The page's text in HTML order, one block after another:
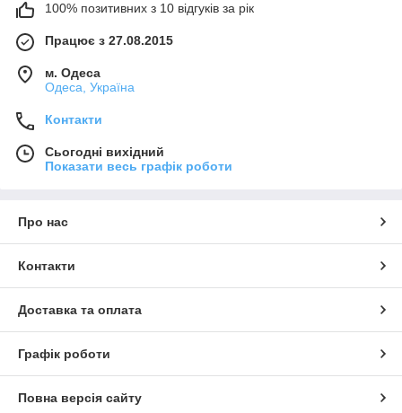
100% позитивних з 10 відгуків за рік
Працює з 27.08.2015
м. Одеса
Одеса, Україна
Контакти
Сьогодні вихідний
Показати весь графік роботи
Про нас
Контакти
Доставка та оплата
Графік роботи
Повна версія сайту